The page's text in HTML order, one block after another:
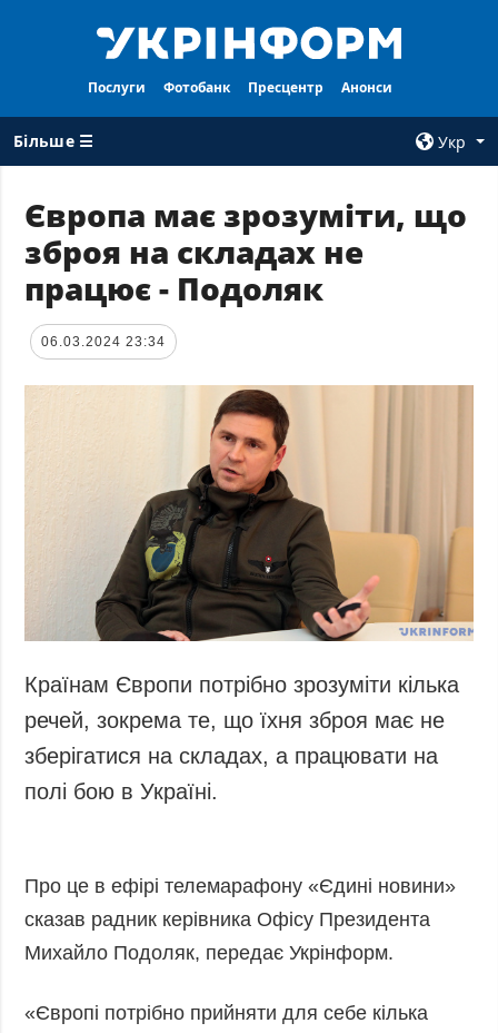
Послуги Фотобанк Пресцентр Анонси
Більше ☰
Укр
ВСI РУБРИКИ
Війна
Політика
Економіка
Регіони
Суcпільcтво
Культура
Діаcпора
Спорт
АГЕНТСТВО
Про нас
Послуги
Запобігання та
протидія
корупції
Політика
конфіденційності
персональних
даних
ЗВІТИ
РЕДАКЦІЙНИЙ
ДОДАТКОВО
Подкасти
Публікації
Фото
ПОСЛУГИ
Послуги
Фотобанк
Анонси
Європа має зрозуміти, що
зброя на складах не
працює - Подоляк
06.03.2024 23:34
Країнам Європи потрібно зрозуміти кілька
речей, зокрема те, що їхня зброя має не
зберігатися на складах, а працювати на
полі бою в Україні.
Про це в ефірі телемарафону «Єдині новини»
сказав радник керівника Офісу Президента
Михайло Подоляк, передає Укрінформ.
«Європі потрібно прийняти для себе кілька